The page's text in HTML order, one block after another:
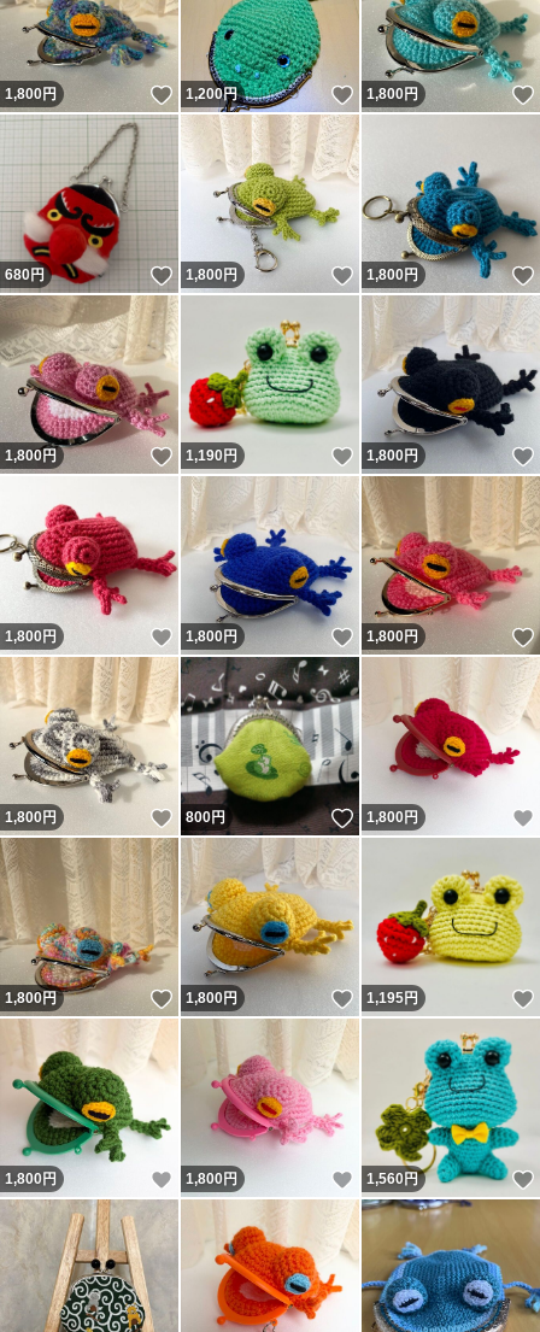
1,800円 いいね！
1,200円 いいね！
1,800円
680円 いいね！
1,800円 いいね！
1,800円
1,800円 いいね！
1,190円 いいね！
1,800円
1,800円 いいね！
1,800円 いいね！
1,800円
1,800円 いいね！
800円 いいね！
1,800円
1,800円 いいね！
1,800円 いいね！
1,195円
1,800円 いいね！
1,800円 いいね！
1,560 円